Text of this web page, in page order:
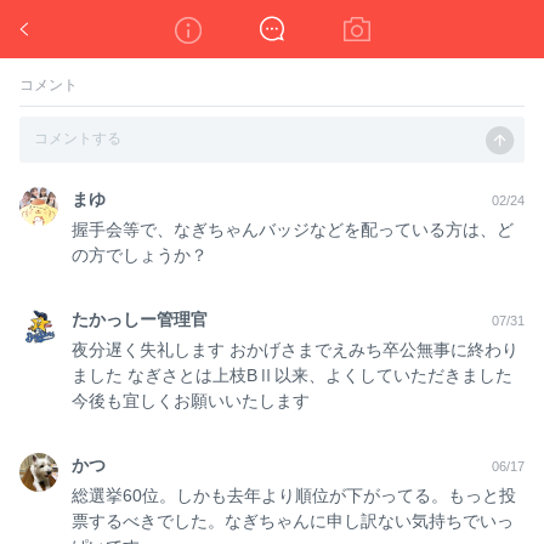
凪ちゃんず(@755渋谷凪咲総選挙対策室)
コメント
まゆ 02/24
握手会等で、なぎちゃんバッジなどを配っている方は、ど
の方でしょうか？
たかっしー管理官 07/31
夜分遅く失礼します おかげさまでえみち卒公無事に終わり
ました なぎさとは上枝BⅡ以来、よくしていただきました
今後も宜しくお願いいたします
かつ 06/17
総選挙60位。しかも去年より順位が下がってる。もっと投
票するべきでした。なぎちゃんに申し訳ない気持ちでいっ